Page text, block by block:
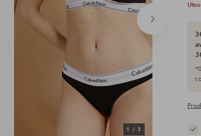
Neste
1/ 3